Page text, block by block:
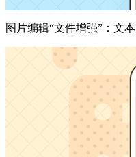
图片编辑“文件增强”：文